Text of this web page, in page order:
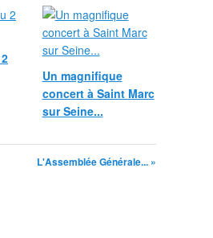
Un magnifique
concert à Saint Marc
sur Seine...
L'Assemblée Générale... »